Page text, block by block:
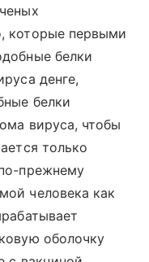
которые первыми
белки
денге,
белки
вируса, чтобы
только
прежнему
человека как
оболочку